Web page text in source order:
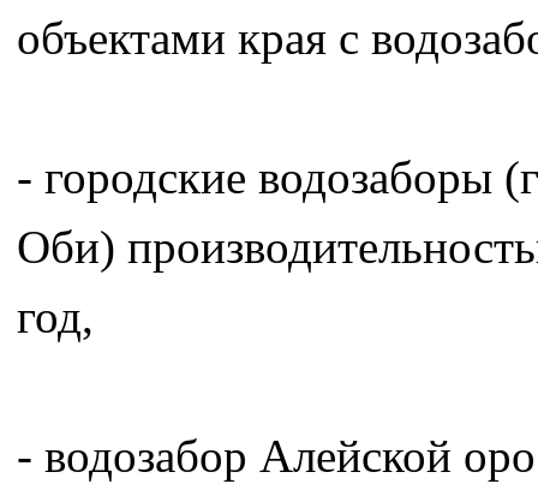
объектами края с
- городские водозаборы
Оби)
год,
- водозабор Алейской